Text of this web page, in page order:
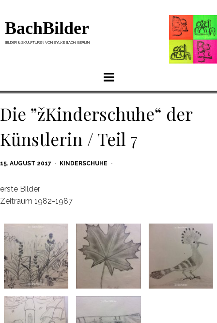
BachBilder
BILDER & SKULPTUREN VON SYLKE BACH, BERLIN
Menu
Die ”žKinderschuhe“ der
Künstlerin / Teil 7
POSTED
15. AUGUST 2017 KINDERSCHUHE
erste Bilder
Zeitraum 1982-1987